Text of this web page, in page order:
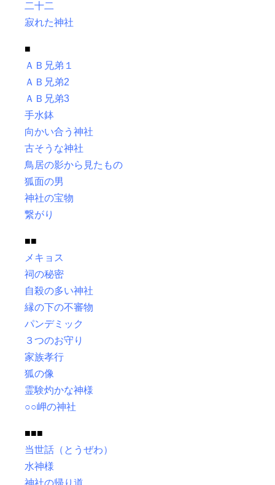
二十二
寂れた神社
■
ＡＢ兄弟１
ＡＢ兄弟2
ＡＢ兄弟3
手水鉢
向かい合う神社
古そうな神社
鳥居の影から見たもの
狐面の男
神社の宝物
繋がり
■■
メキョス
祠の秘密
自殺の多い神社
縁の下の不審物
パンデミック
３つのお守り
家族孝行
狐の像
霊験灼かな神様
○○岬の神社
■■■
当世話（とうぜわ）
水神様
神社の帰り道